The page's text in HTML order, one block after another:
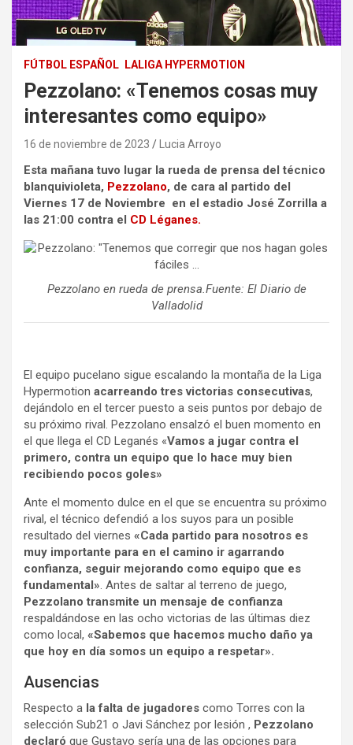
FÚTBOL ESPAÑOL LALIGA HYPERMOTION
Pezzolano: «Tenemos cosas muy
interesantes como equipo»
16 de noviembre de 2023 Lucia Arroyo
Esta mañana tuvo lugar la rueda de prensa del técnico
blanquivioleta, Pezzolano, de cara al partido del
Viernes 17 de Noviembre en el estadio José Zorrilla a
las 21:00 contra el CD Léganes.
Pezzolano en rueda de prensa.Fuente: El Diario de
Valladolid
El equipo pucelano sigue escalando la montaña de la Liga
Hypermotion acarreando tres victorias consecutivas,
dejándolo en el tercer puesto a seis puntos por debajo de
su próximo rival. Pezzolano ensalzó el buen momento en
el que llega el CD Leganés «Vamos a jugar contra el
primero, contra un equipo que lo hace muy bien
recibiendo pocos goles»
Ante el momento dulce en el que se encuentra su próximo
rival, el técnico defendió a los suyos para un posible
resultado del viernes «Cada partido para nosotros es
muy importante para en el camino ir agarrando
confianza, seguir mejorando como equipo que es
fundamental». Antes de saltar al terreno de juego,
Pezzolano transmite un mensaje de confianza
respaldándose en las ocho victorias de las últimas diez
como local, «Sabemos que hacemos mucho daño ya
que hoy en día somos un equipo a respetar».
Ausencias
Respecto a la falta de jugadores como Torres con la
selección Sub21 o Javi Sánchez por lesión , Pezzolano
declaró que Gustavo sería una de las opciones para